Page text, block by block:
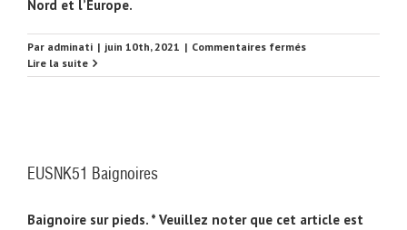
Nord et l’Europe.
Par adminati | juin 10th, 2021 | Commentaires ferméssur
Évier
Lire la suite
EUSNK51 Baignoires
Baignoire sur pieds. * Veuillez noter que cet article est